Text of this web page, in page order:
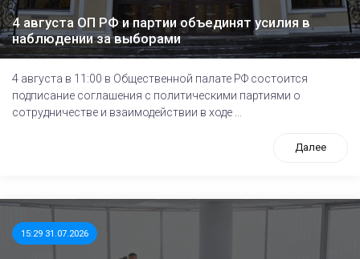
4 августа ОП РФ и партии объединят усилия в
наблюдении за выборами
4 августа в 11:00 в Общественной палате РФ состоится
подписание соглашения с политическими партиями о
сотрудничестве и взаимодействии в ходе ...
Далее
15:29 31.07.2026